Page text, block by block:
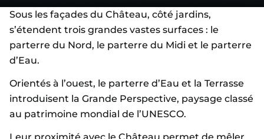
Sous les façades du Château, côté jardins,
s’étendent trois grandes vastes surfaces : le
parterre du Nord, le parterre du Midi et le parterre
d’Eau.
Orientés à l’ouest, le parterre d’Eau et la Terrasse
introduisent la Grande Perspective, paysage classé
au patrimoine mondial de l’UNESCO.